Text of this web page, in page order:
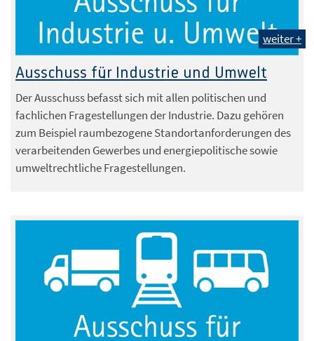
weiter +
Ausschuss für Industrie und Umwelt
Der Ausschuss befasst sich mit allen politischen und
fachlichen Fragestellungen der Industrie. Dazu gehören
zum Beispiel raumbezogene Standortanforderungen des
verarbeitenden Gewerbes und energiepolitische sowie
umweltrechtliche Fragestellungen.